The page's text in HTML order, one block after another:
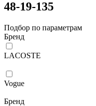
48-19-135
Подбор по параметрам
Бренд
LACOSTE
Vogue
Бренд